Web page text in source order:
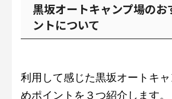
黒坂オートキャンプ場のお
ントについて
利用して感じた黒坂オートキ
めポイントを３つ紹介します。